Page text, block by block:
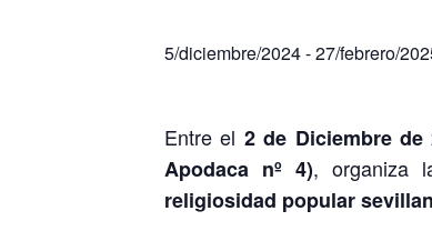
5/diciembre/2024-27/febrero/
Entre el 2 de Diciembre de
Apodaca nº 4), organiza
religiosidad popular